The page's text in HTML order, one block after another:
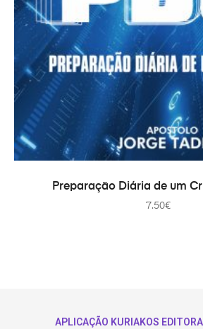
ADICIONAR
Preparação Diária de um
7.50€
APLICAÇÃO KURIAKOS